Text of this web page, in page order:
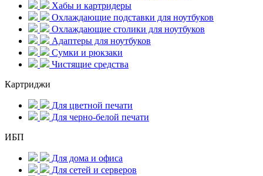
Хабы и картридеры
Охлаждающие подставки для ноутбуков
Охлаждающие столики для ноутбуков
Адаптеры для ноутбуков
Сумки и рюкзаки
Чистящие средства
Картриджи
Для цветной печати
Для черно-белой печати
ИБП
Для дома и офиса
Для сетей и серверов